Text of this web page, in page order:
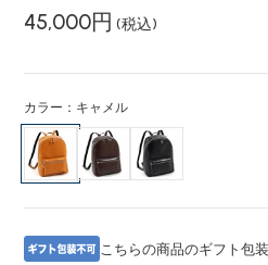
45,000円 (税込)
カラー：キャメル
こちらの商品のギフト包